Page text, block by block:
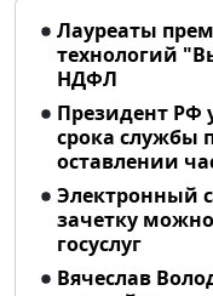
Лауреаты
технологий
НДФЛ
Президент РФ
срока службы
оставлении
Электронный
зачетку
госуслуг
Вячеслав